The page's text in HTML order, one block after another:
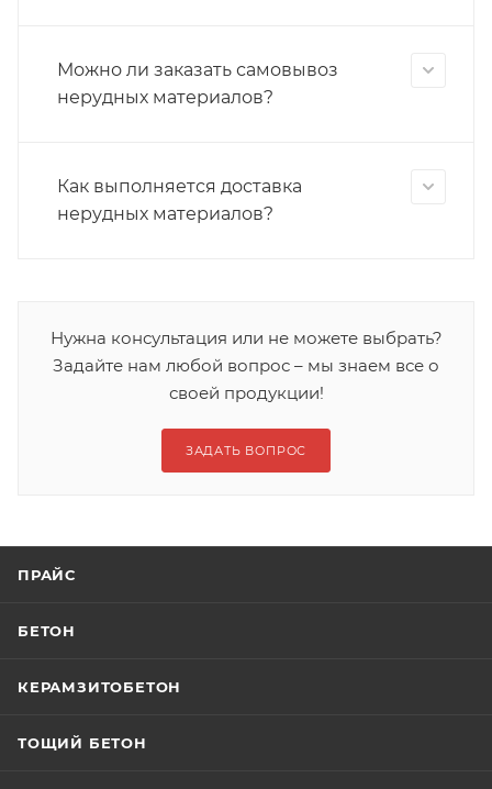
Можно ли заказать самовывоз
нерудных материалов?
Как выполняется доставка
нерудных материалов?
Нужна консультация или не можете выбрать?
Задайте нам любой вопрос – мы знаем все о
своей продукции!
ЗАДАТЬ ВОПРОС
ПРАЙС
БЕТОН
КЕРАМЗИТОБЕТОН
ТОЩИЙ БЕТОН